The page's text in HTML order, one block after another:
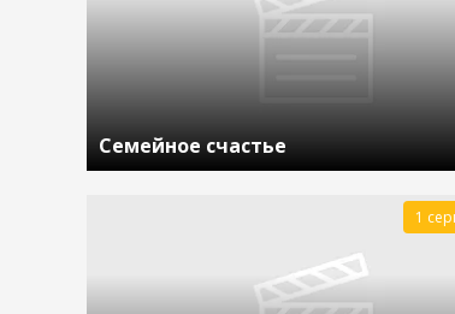
Семейное счастье
1